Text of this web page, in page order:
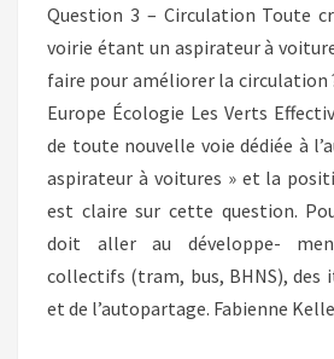
Question 3 – Circulation Toute
voirie étant un aspirateur à
faire pour améliorer la circulation
Europe Écologie Les Verts
de toute nouvelle voie dédiée à
aspirateur à voitures » et la
est claire sur cette question.
doit aller au développe-
collectifs (tram, bus, BHNS), des
et de l’autopartage. Fabienne